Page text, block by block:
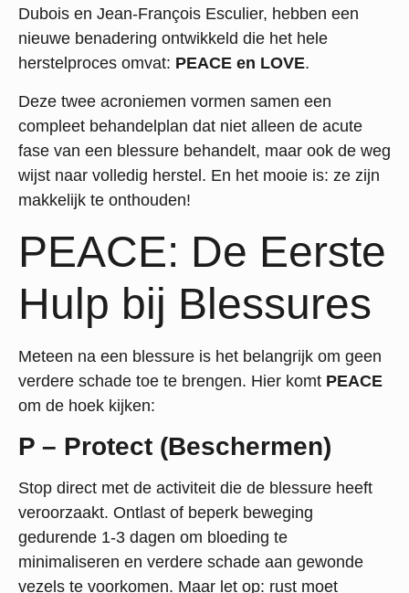
Dubois en Jean-François Esculier, hebben een
nieuwe benadering ontwikkeld die het hele
herstelproces omvat: PEACE en LOVE.
Deze twee acroniemen vormen samen een
compleet behandelplan dat niet alleen de acute
fase van een blessure behandelt, maar ook de weg
wijst naar volledig herstel. En het mooie is: ze zijn
makkelijk te onthouden!
PEACE: De Eerste
Hulp bij Blessures
Meteen na een blessure is het belangrijk om geen
verdere schade toe te brengen. Hier komt PEACE
om de hoek kijken:
P – Protect (Beschermen)
Stop direct met de activiteit die de blessure heeft
veroorzaakt. Ontlast of beperk beweging
gedurende 1-3 dagen om bloeding te
minimaliseren en verdere schade aan gewonde
vezels te voorkomen. Maar let op: rust moet